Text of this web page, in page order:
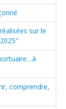
sur le
comprendre,